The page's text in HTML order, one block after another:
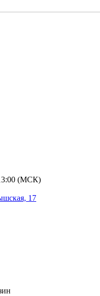
(МСК)
17